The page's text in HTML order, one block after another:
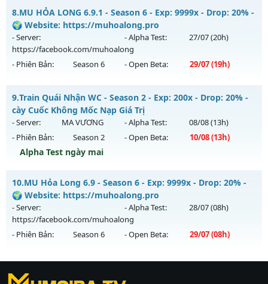
Thể loại: Mu Nguyên bản Webzen
Antihack: AntiShield
Dragon Season 6.3 - Sever Khắc Chế Mu Hút Máu AE ơi
Mu mới ra tháng 08 2026 - Mở máy chủ
ngày 04/08/2626
Exp: 500x - Drop: 20%
Antihack: Antihack
8.MU HỎA LONG 6.9.1 - Season 6 - Exp: 9999x - Drop: 20% -
🌍 Website: https://muhoalong.pro
- Server:
https://facebook.com/muhoalong
- Alpha Test: 27/07(20h)
- Phiên Bản: Season 6 - Open Beta: 29/07(19h)
MU HỎA LONG 6.9.1 - 🌍 Website: https://muhoalong.pro
Mu mới ra tháng 07 2026 - Mở máy chủ
https://facebook.com/muhoalongvào 19h ngày
29/07/2626
Exp: 9999x - Drop: 20%
Thể loại: Mu Nguyên bản Webzen
Antihack: Xshiel
9.Train Quái Nhận WC - Season 2 - Exp: 200x - Drop: 20% -
cày Cuốc Không Mốc Nạp Giá Trị
- Server: MA VƯƠNG - Alpha Test: 08/08(13h)
- Phiên Bản:
Season 2 - Open Beta: 10/08(13h)
Alpha Test ngày mai
Train Quái Nhận WC - cày Cuốc Không Mốc Nạp Giá Trị
Mu mới ra tháng 08 2026 - Mở máy chủ
13h ngày 10/08/2626
Exp: 200x - Drop: 20%
Thể loại: Mu Nguyên bản Webzen
Antihack: GameGuard
10.MU Hỏa Long 6.9 - Season 6 - Exp: 9999x - Drop: 20% -
🌍 Website: https://muhoalong.pro
- Server:
https://facebook.com/muhoalong
- Alpha Test: 28/07(08h)
- Phiên Bản: Season 6 - Open Beta: 29/07(08h)
MU Hỏa Long 6.9 - 🌍 Website: https://muhoalong.pro
Mu mới ra tháng 07 2026 - Mở máy chủ
https://ktdb.net/ |789club